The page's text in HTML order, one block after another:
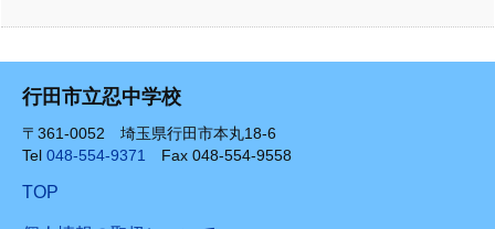
行田市立忍中学校
〒361-0052 埼玉県行田市本丸18-6
Tel 048-554-9371 Fax 048-554-9558
TOP